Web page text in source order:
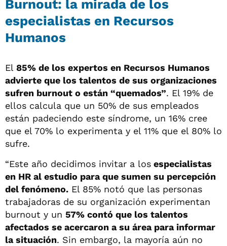
Burnout: la mirada de los
especialistas en Recursos
Humanos
El 85% de los expertos en Recursos Humanos
advierte que los talentos de sus organizaciones
sufren burnout o están “quemados”. El 19% de
ellos calcula que un 50% de sus empleados
están padeciendo este síndrome, un 16% cree
que el 70% lo experimenta y el 11% que el 80% lo
sufre.
“Este año decidimos invitar a los especialistas
en HR al estudio para que sumen su percepción
del fenómeno. El 85% notó que las personas
trabajadoras de su organización experimentan
burnout y un 57% contó que los talentos
afectados se acercaron a su área para informar
la situación. Sin embargo, la mayoría aún no